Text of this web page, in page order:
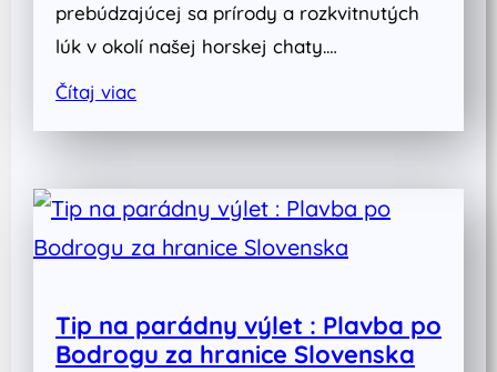
prebúdzajúcej sa prírody a rozkvitnutých
lúk v okolí našej horskej chaty.…
Čítaj viac
Tip na parádny výlet : Plavba po
Bodrogu za hranice Slovenska